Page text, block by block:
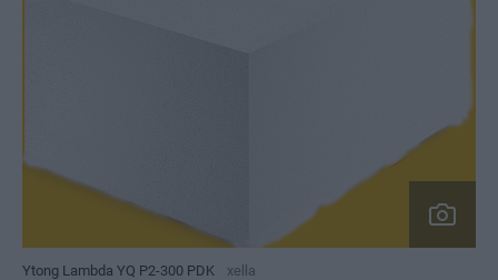
Ytong Lambda YQ P2-300 PDK xella